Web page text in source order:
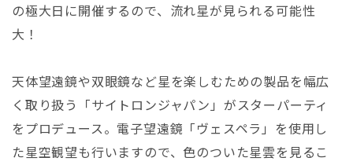
の極大日に開催するので、流れ星が見られる可能性
大！
天体望遠鏡や双眼鏡など星を楽しむための製品を幅広
く取り扱う「サイトロンジャパン」がスターパーティ
をプロデュース。電子望遠鏡 「ヴェスペラ」 を使用し
た星空観望も行いますので、色のついた星雲を見るこ